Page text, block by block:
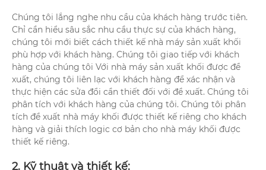
Chúng tôi lắng nghe nhu cầu của khách hàng trước tiên.
Chỉ cần hiểu sâu sắc nhu cầu thực sự của khách hàng,
chúng tôi mới biết cách thiết kế nhà máy sản xuất khối
phù hợp với khách hàng. Chúng tôi giao tiếp với khách
hàng của chúng tôi Với nhà máy sản xuất khối được đề
xuất, chúng tôi liên lạc với khách hàng để xác nhận và
thực hiện các sửa đổi cần thiết đối với đề xuất. Chúng tôi
phân tích với khách hàng của chúng tôi. Chúng tôi phân
tích đề xuất nhà máy khối được thiết kế riêng cho khách
hàng và giải thích logic cơ bản cho nhà máy khối được
thiết kế riêng.
2. Kỹ thuật và thiết kế: